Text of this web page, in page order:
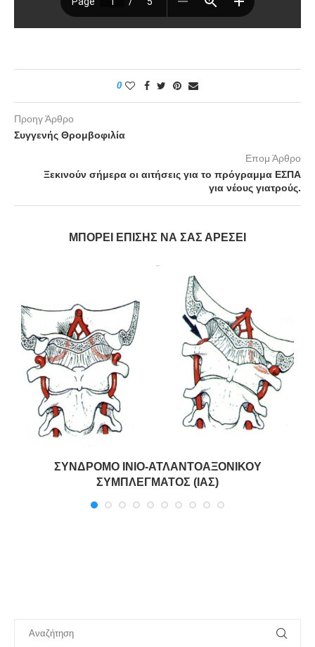
0
Προηγ Άρθρο
Συγγενής Θρομβοφιλία
Επομ Άρθρο
Ξεκινούν σήμερα οι αιτήσεις για το πρόγραμμα ΕΣΠΑ
για νέους γιατρούς.
ΜΠΟΡΕΊ ΕΠΊΣΗΣ ΝΑ ΣΑΣ ΑΡΈΣΕΙ
ΣΥΝΔΡΟΜΟ ΙΝΙΟ-ΑΤΛΑΝΤΟΑΞΟΝΙΚΟΥ
ΣΥΜΠΛΕΓΜΑΤΟΣ (ΙΑΣ)